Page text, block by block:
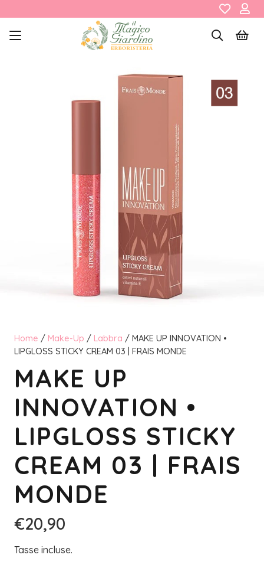
Home / Make-Up / Labbra / MAKE UP INNOVATION •
LIPGLOSS STICKY CREAM 03 | FRAIS MONDE
MAKE UP
INNOVATION •
LIPGLOSS STICKY
CREAM 03 | FRAIS
MONDE
€20,90
Tasse incluse.